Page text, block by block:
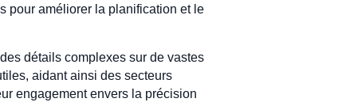
pour améliorer la planification et le
détails complexes sur de vastes
aidant ainsi des secteurs
engagement envers la précision